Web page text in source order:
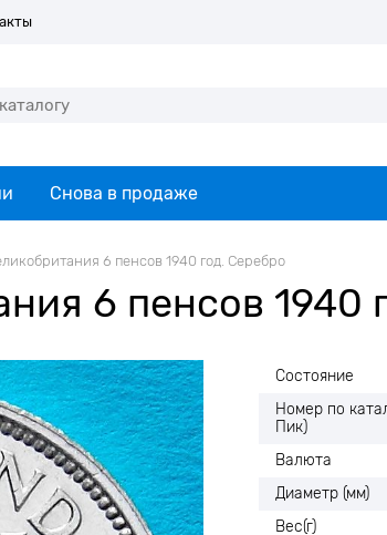
Снова в продаже
6 пенсов 1940 год. Серебро
6 пенсов 1940
Состояние
Номер по
Пик)
Валюта
Диаметр (мм)
Вес(г)